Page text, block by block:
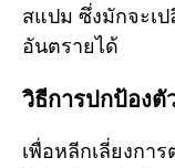
สแปม ซึ่งมักจะเ
อันตรายได้
วิธีการปกป้องตั
เพื่อหลีกเลี่ยงกา